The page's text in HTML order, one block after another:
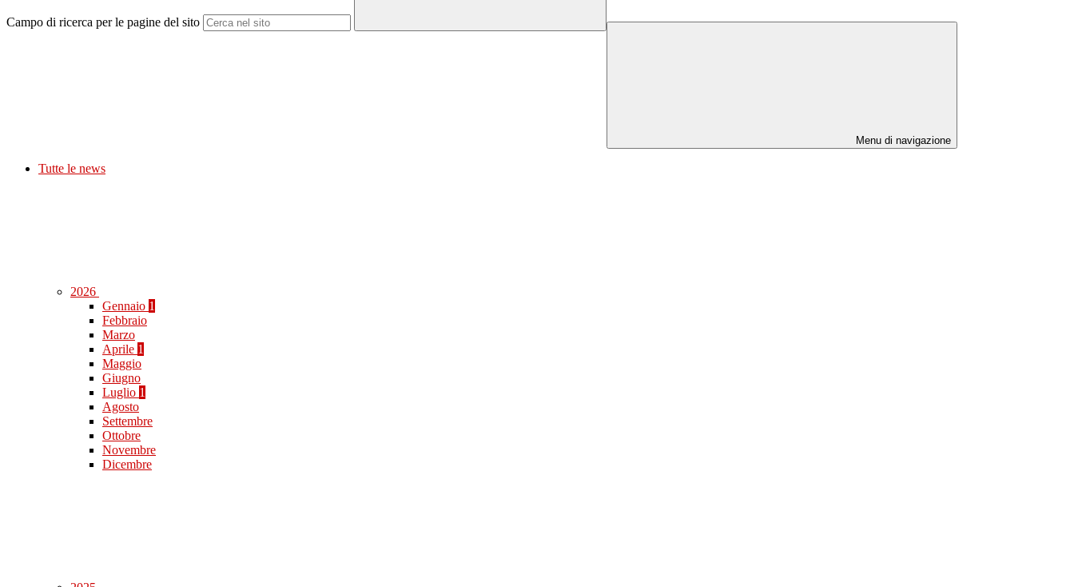
Campo di ricerca per le pagine del sito
Menu di navigazione
Tutte le news
2026
Gennaio 1
Febbraio
Marzo
Aprile 1
Maggio
Giugno
Luglio 1
Agosto
Settembre
Ottobre
Novembre
Dicembre